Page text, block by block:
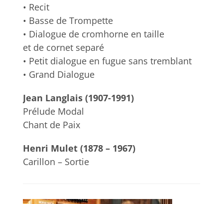
• Recit
• Basse de Trompette
• Dialogue de cromhorne en taille
et de cornet separé
• Petit dialogue en fugue sans tremblant
• Grand Dialogue
Jean Langlais (1907-1991)
Prélude Modal
Chant de Paix
Henri Mulet (1878 – 1967)
Carillon – Sortie